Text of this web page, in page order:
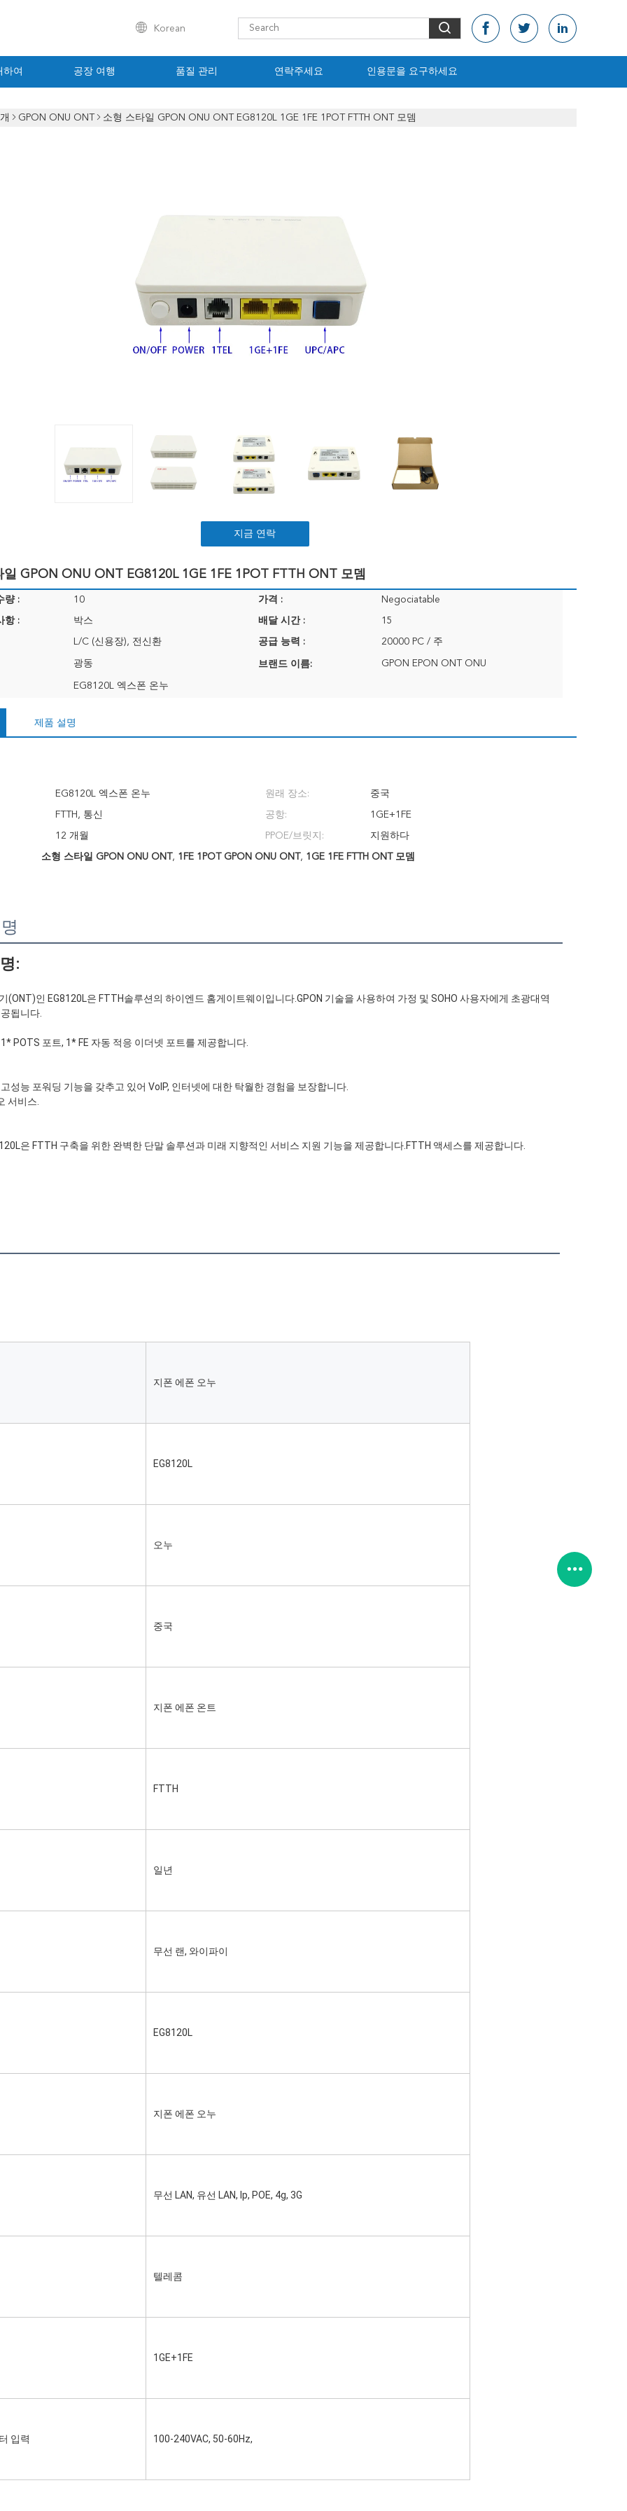
Korean
하여 공장 여행 품질 관리 연락주세요 인용문을 요구하세요
GPON ONU ONT 소형 스타일 GPON ONU ONT EG8120L 1GE 1FE 1POT FTTH ONT 모뎀
지금 연락
일 GPON ONU ONT EG8120L 1GE 1FE 1POT FTTH ONT 모뎀
량 : 10 가격 : Negociatable
항 : 박스 배달 시간 : 15
L/C (신용장), 전신환 공급 능력 : 20000 PC / 주
광동 브랜드 이름: GPON EPON ONT ONU
EG8120L 엑스폰 온누
제품 설명
EG8120L 엑스폰 온누 원래 장소: 중국
FTTH, 통신 공항: 1GE+1FE
12 개월 PPOE/브릿지: 지원하다
소형 스타일 GPON ONU ONT , 1FE 1POT GPON ONU ONT , 1GE 1FE FTTH ONT 모뎀
:
(ONT)인 EG8120L은 FTTH솔루션의 하이엔드 홈게이트웨이입니다.GPON 기술을 사용하여 가정 및 SOHO 사용자에게 초광대역
됩니다.
POTS 포트, 1* FE 자동 적응 이더넷 포트를 제공합니다.
고성능 포워딩 기능을 갖추고 있어 VolP, 인터넷에 대한 탁월한 경험을 보장합니다.
서비스.
은 FTTH 구축을 위한 완벽한 단말 솔루션과 미래 지향적인 서비스 지원 기능을 제공합니다.FTTH 액세스를 제공합니다.
지폰 에폰 오누
EG8120L
오누
중국
지폰 에폰 온트
FTTH
일년
무선 랜, 와이파이
EG8120L
지폰 에폰 오누
무선 LAN, 유선 LAN, Ip, POE, 4g, 3G
텔레콤
1GE+1FE
입력 100-240VAC, 50-60Hz,